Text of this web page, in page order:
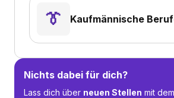
👔 Kaufmännische
Nichts dabei für dich?
Lass dich über neuen Stellen mit dem